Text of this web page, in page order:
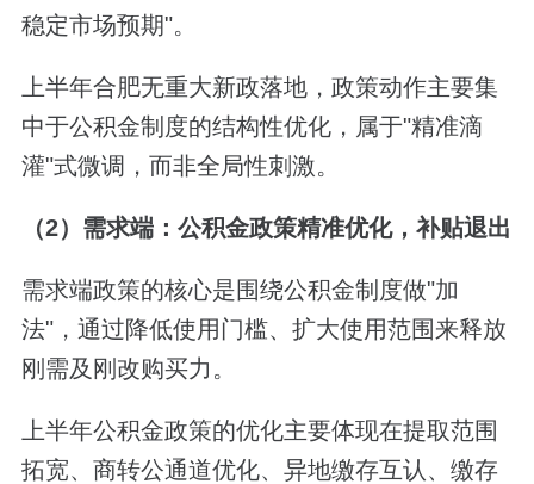
稳定市场预期"。
上半年合肥无重大新政落地，政策动作主要集
中于公积金制度的结构性优化，属于"精准滴
灌"式微调，而非全局性刺激。
（2）需求端：公积金政策精准优化，补贴退出
需求端政策的核心是围绕公积金制度做"加
法"，通过降低使用门槛、扩大使用范围来释放
刚需及刚改购买力。
上半年公积金政策的优化主要体现在提取范围
拓宽、商转公通道优化、异地缴存互认、缴存